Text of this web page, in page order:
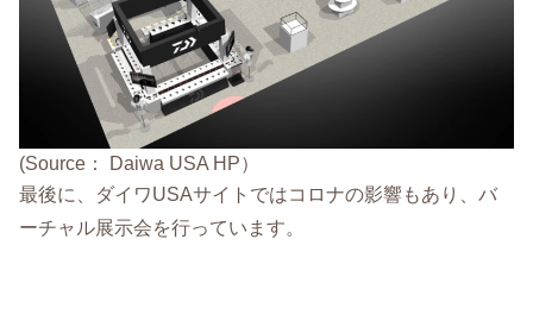
(Source： Daiwa USA HP）
最後に、ダイワUSAサイトではコロナの影響もあり、バ
ーチャル展示会を行っています。